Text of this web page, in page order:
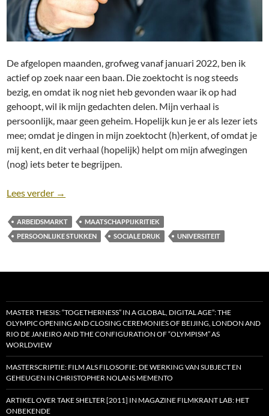
De afgelopen maanden, grofweg vanaf januari 2022, ben ik
actief op zoek naar een baan. Die zoektocht is nog steeds
bezig, en omdat ik nog niet heb gevonden waar ik op had
gehoopt, wil ik mijn gedachten delen. Mijn verhaal is
persoonlijk, maar geen geheim. Hopelijk kun je er als lezer iets
mee; omdat je dingen in mijn zoektocht (h)erkent, of omdat je
mij kent, en dit verhaal (hopelijk) helpt om mijn afwegingen
(nog) iets beter te begrijpen.
Lees verder Mijn zoektocht naar een baan na zeven jaar op de
→
ARBEIDSMARKT
MAATSCHAPPIJKRITIEK
PERSOONLIJKE STUKKEN
SOCIALE DRUK UNIVERSITEIT
MASTER THESIS: “TOGETHERNESS” IN A GLOBAL, DIGITAL AGE”: THE
OLYMPIC OPENING AND CLOSING CEREMONIES OF BEIJING, LONDON AND
RIO DE JANEIRO AND THE CONFIGURATION OF “OLYMPISM” AS
WORLDVIEW
MASTERSCRIPTIE: FILM ALS FILOSOFIE: DE WERKING VAN SUBJECT EN
GEHEUGEN IN CHRISTOPHER NOLANS MEMENTO
ARTIKEL OVER TAKE SHELTER [2011] IN MAGAZINE FILMKRANT LAB: HET
ONBEKENDE